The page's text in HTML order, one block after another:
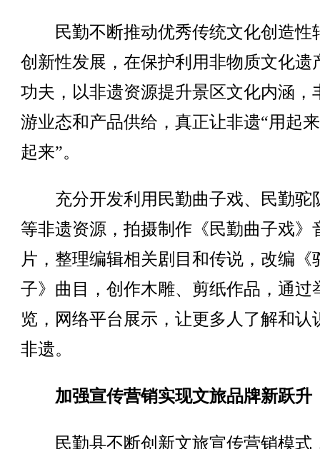
民勤不断推动优秀传统文化创造性
创新性发展，在保护利用非物质文化遗
功夫，以非遗资源提升景区文化内涵，
游业态和产品供给，真正让非遗“用起
起来”。
充分开发利用民勤曲子戏、民勤驼
等非遗资源，拍摄制作《民勤曲子戏》
片，整理编辑相关剧目和传说，改编《
子》曲目，创作木雕、剪纸作品，通过
览，网络平台展示，让更多人了解和认
非遗。
加强宣传营销实现文旅品牌新跃升
民勤县不断创新文旅宣传营销模式